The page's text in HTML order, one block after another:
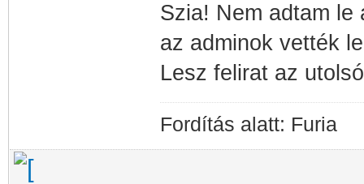
Szia! Nem adtam le
az adminok vették
Lesz felirat az
Fordítás alatt: Furia